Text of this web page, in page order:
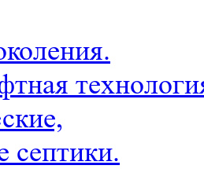
септики.